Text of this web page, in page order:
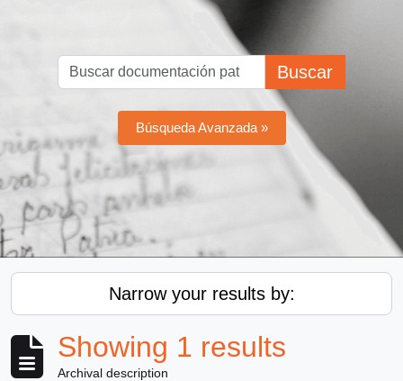
Buscar
Búsqueda Avanzada »
Narrow your results by:
Showing 1 results
Archival description